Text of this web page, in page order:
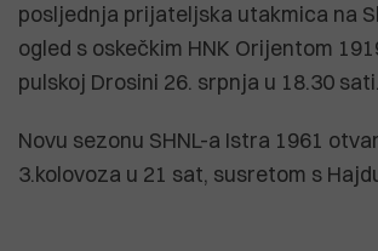
posljednja prijateljska utakmica na
ogled s oskečkim HNK Orijentom
pulskoj Drosini 26. srpnja u 18.30 sati.
Novu sezonu SHNL-a Istra 1961
3.kolovoza u 21 sat, susretom s